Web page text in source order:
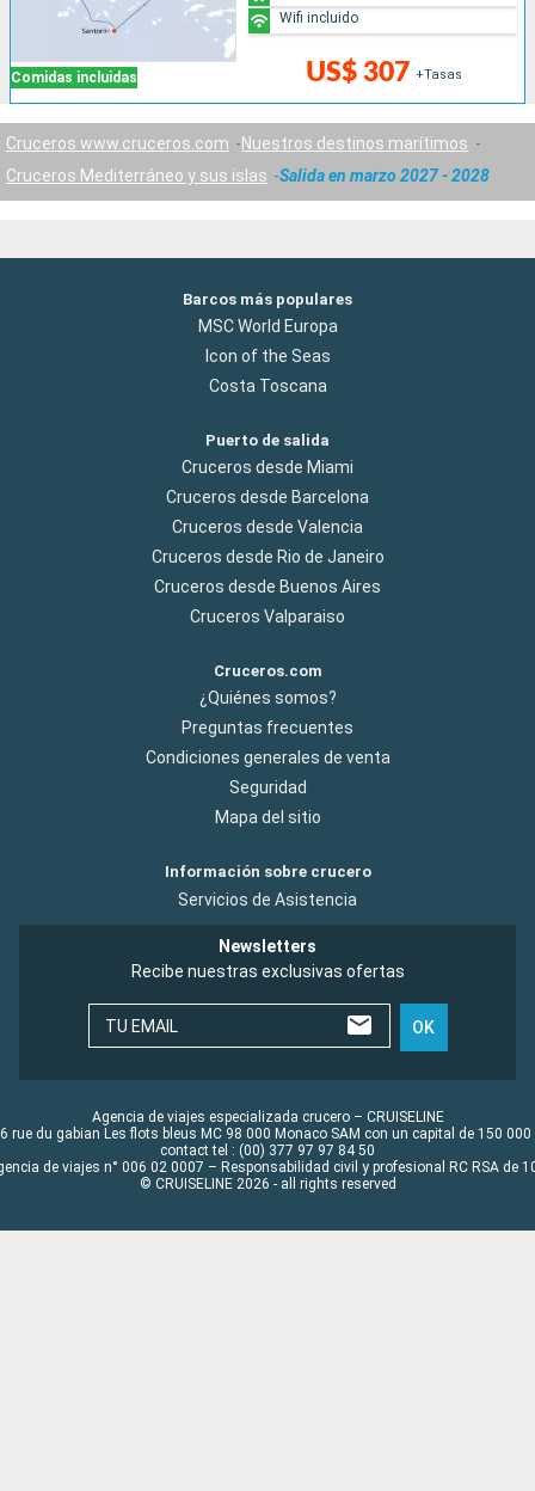
Comidas incluidas US$ 307 +Tasas
Wifi incluido
Cruceros www.cruceros.com
Nuestros destinos marítimos
Cruceros Mediterráneo y sus islas
Salida en marzo 2027 - 2028
Barcos más populares
MSC World Europa
Icon of the Seas
Costa Toscana
Puerto de salida
Cruceros desde Miami
Cruceros desde Barcelona
Cruceros desde Valencia
Cruceros desde Rio de Janeiro
Cruceros desde Buenos Aires
Cruceros Valparaiso
Cruceros.com
¿Quiénes somos?
Preguntas frecuentes
Condiciones generales de venta
Seguridad
Mapa del sitio
Información sobre crucero
Servicios de Asistencia
Newsletters
Recibe nuestras exclusivas ofertas
TU EMAIL OK
Agencia de viajes especializada crucero – CRUISELINE
rue du gabian Les flots bleus MC 98 000 Monaco SAM con un capital de 150 000
contact tel : (00) 377 97 97 84 50
de viajes n° 006 02 0007 – Responsabilidad civil y profesional RC RSA de
© CRUISELINE 2026 - all rights reserved